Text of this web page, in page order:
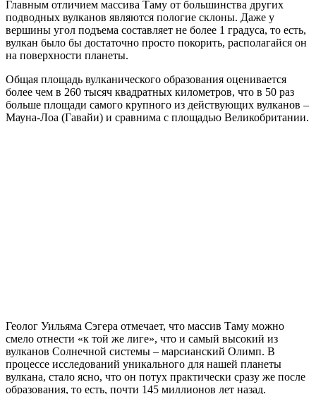
Главным отличием массива Таму от большинства других
подводных вулканов являются пологие склоны. Даже у
вершины угол подъема составляет не более 1 градуса, то есть,
вулкан было бы достаточно просто покорить, располагайся он
на поверхности планеты.
Общая площадь вулканического образования оценивается
более чем в 260 тысяч квадратных километров, что в 50 раз
больше площади самого крупного из действующих вулканов –
Мауна-Лоа (Гавайи) и сравнима с площадью Великобритании.
Геолог Уильяма Сэгера отмечает, что массив Таму можно
смело отнести «к той же лиге», что и самый высокий из
вулканов Солнечной системы – марсианский Олимп. В
процессе исследований уникального для нашей планеты
вулкана, стало ясно, что он потух практически сразу же после
образования, то есть, почти 145 миллионов лет назад.